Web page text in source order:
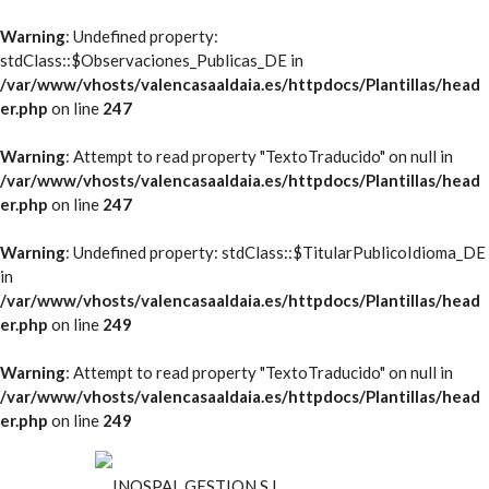
Warning: Undefined property:
stdClass::$Observaciones_Publicas_DE in
/var/www/vhosts/valencasaaldaia.es/httpdocs/Plantillas/head
er.php on line 247
Warning: Attempt to read property "TextoTraducido" on null in
/var/www/vhosts/valencasaaldaia.es/httpdocs/Plantillas/head
er.php on line 247
Warning: Undefined property: stdClass::$TitularPublicoIdioma_DE
in
/var/www/vhosts/valencasaaldaia.es/httpdocs/Plantillas/head
er.php on line 249
Warning: Attempt to read property "TextoTraducido" on null in
/var/www/vhosts/valencasaaldaia.es/httpdocs/Plantillas/head
er.php on line 249